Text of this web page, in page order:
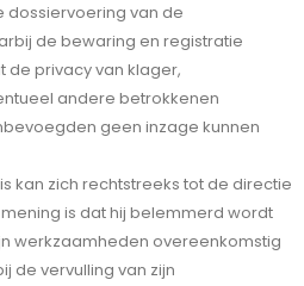
dossiervoering van de
de bewaring en registratie
de privacy van klager,
andere betrokkenen
geen inzage kunnen
kan zich rechtstreeks tot de directie
is dat hij belemmerd wordt
werkzaamheden overeenkomstig
de vervulling van zijn